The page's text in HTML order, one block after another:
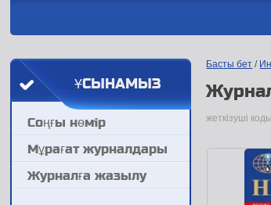
ҰСЫНАМЫЗ
Соңғы нөмір
Мұрағат журналдары
Журналға жазылу
Басты бет /
жеткізуші